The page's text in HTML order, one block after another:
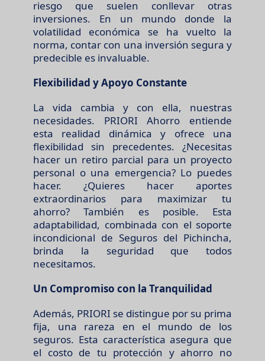
riesgo que suelen conllevar otras
inversiones. En un mundo donde la
volatilidad económica se ha vuelto la
norma, contar con una inversión segura y
predecible es invaluable.
Flexibilidad y Apoyo Constante
La vida cambia y con ella, nuestras
necesidades. PRIORI Ahorro entiende
esta realidad dinámica y ofrece una
flexibilidad sin precedentes. ¿Necesitas
hacer un retiro parcial para un proyecto
personal o una emergencia? Lo puedes
hacer. ¿Quieres hacer aportes
extraordinarios para maximizar tu
ahorro? También es posible. Esta
adaptabilidad, combinada con el soporte
incondicional de Seguros del Pichincha,
brinda la seguridad que todos
necesitamos.
Un Compromiso con la Tranquilidad
Además, PRIORI se distingue por su prima
fija, una rareza en el mundo de los
seguros. Esta característica asegura que
el costo de tu protección y ahorro no